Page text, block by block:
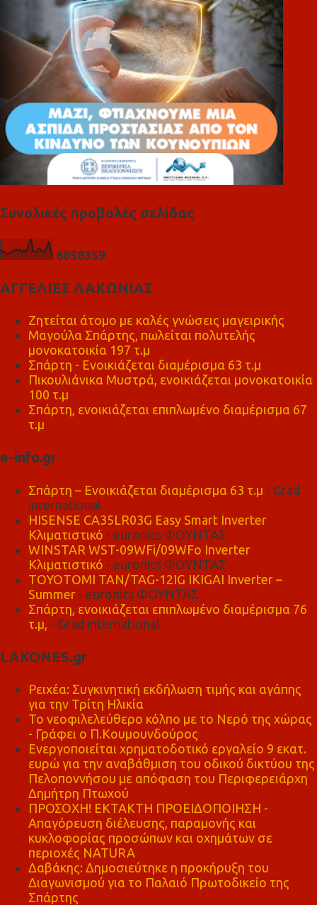
Συνολικές προβολές σελίδας
6858359
ΑΓΓΕΛΙΕΣ ΛΑΚΩΝΙΑΣ
Ζητείται άτομο με καλές γνώσεις μαγειρικής
Μαγούλα Σπάρτης, πωλείται πολυτελής
μονοκατοικία 197 τ.μ
Σπάρτη - Ενοικιάζεται διαμέρισμα 63 τ.μ
Πικουλιάνικα Μυστρά, ενοικιάζεται μονοκατοικία
100 τ.μ
Σπάρτη, ενοικιάζεται επιπλωμένο διαμέρισμα 67
τ.μ
e-info.gr
Σπάρτη – Ενοικιάζεται διαμέρισμα 63 τ.μ - Grad
international
HISENSE CA35LR03G Easy Smart Inverter
Κλιματιστικό - euronics ΦΟΥΝΤΑΣ
WINSTAR WST-09WFi/09WFo Inverter
Κλιματιστικό - euronics ΦΟΥΝΤΑΣ
TOYOTOMI TAN/TAG-12IG IKIGAI Inverter –
Summer - euronics ΦΟΥΝΤΑΣ
Σπάρτη, ενοικιάζεται επιπλωμένο διαμέρισμα 76
τ.μ, - Grad international
LAKONES.gr
Ρειχέα: Συγκινητική εκδήλωση τιμής και αγάπης
για την Τρίτη Ηλικία
Το νεοφιλελεύθερο κόλπο με το Νερό της χώρας
- Γράφει ο Π.Κουμουνδούρος
Ενεργοποιείται χρηματοδοτικό εργαλείο 9 εκατ.
ευρώ για την αναβάθμιση του οδικού δικτύου της
Πελοποννήσου με απόφαση του Περιφερειάρχη
Δημήτρη Πτωχού
ΠΡΟΣΟΧΗ! ΕΚΤΑΚΤΗ ΠΡΟΕΙΔΟΠΟΙΗΣΗ -
Απαγόρευση διέλευσης, παραμονής και
κυκλοφορίας προσώπων και οχημάτων σε
περιοχές NATURA
Δαβάκης: Δημοσιεύτηκε η προκήρυξη του
Διαγωνισμού για το Παλαιό Πρωτοδικείο της
Σπάρτης